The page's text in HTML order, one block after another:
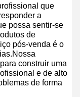
que
a
possa sentir-se
de
pós-venda é o
construir uma
e de alto
de forma